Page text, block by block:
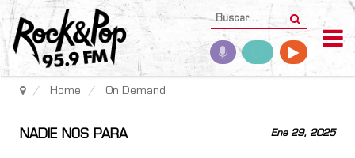
Home On Demand
Ene 29, 2025
NADIE NOS PARA